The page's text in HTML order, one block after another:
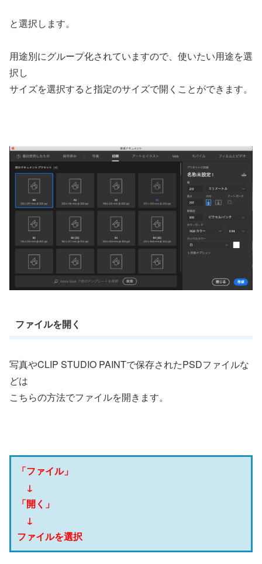
と選択します。
用途別にグループ化されていますので、使いたい用途を選
択し
サイズを選択すると指定のサイズで開くことができます。
ファイルを開く
写真やCLIP STUDIO PAINTで保存されたPSDファイルな
どは
こちらの方法でファイルを開きます。
「ファイル」
↓
「開く」
↓
ファイルを選択